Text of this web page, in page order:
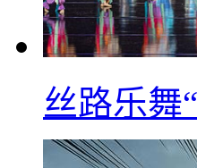
丝路乐舞